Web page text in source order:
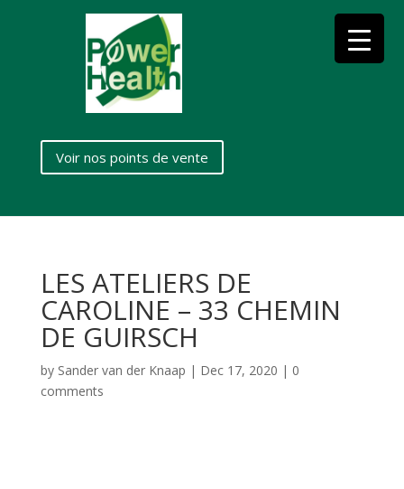
Voir nos points de vente
LES ATELIERS DE
CAROLINE – 33 CHEMIN
DE GUIRSCH
by Sander van der Knaap | Dec 17, 2020 | 0
comments